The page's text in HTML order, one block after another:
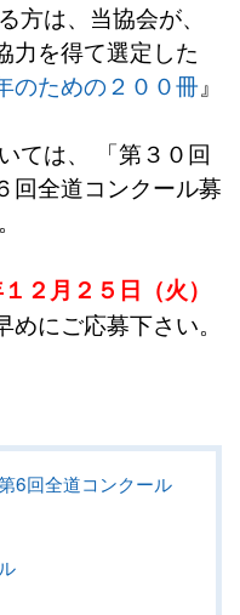
は、当協会が、
力を得て選定した
のための２００冊』
ては、 「第３０回
回全道コンクール募
２月２５日（火）
にご応募下さい。
6回全道コンクール